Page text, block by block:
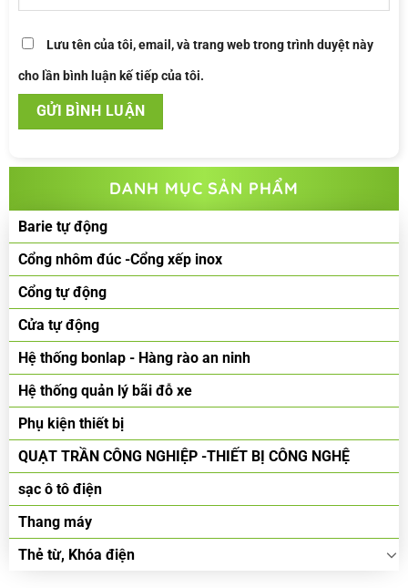
Lưu tên của tôi, email, và trang web trong trình duyệt này
cho lần bình luận kế tiếp của tôi.
DANH MỤC SẢN PHẨM
Barie tự động
Cổng nhôm đúc -Cổng xếp inox
Cổng tự động
Cửa tự động
Hệ thống bonlap - Hàng rào an ninh
Hệ thống quản lý bãi đỗ xe
Phụ kiện thiết bị
QUẠT TRẦN CÔNG NGHIỆP -THIẾT BỊ CÔNG NGHỆ
sạc ô tô điện
Thang máy
Thẻ từ, Khóa điện